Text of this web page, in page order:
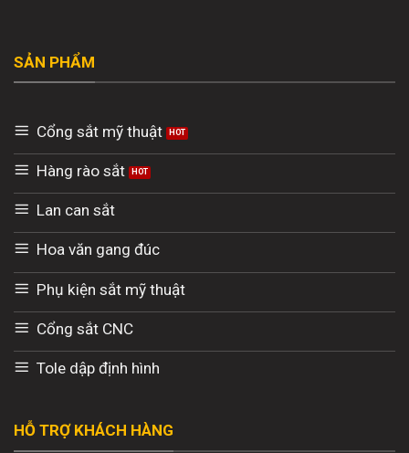
SẢN PHẨM
Cổng sắt mỹ thuật
Hàng rào sắt
Lan can sắt
Hoa văn gang đúc
Phụ kiện sắt mỹ thuật
Cổng sắt CNC
Tole dập định hình
HỖ TRỢ KHÁCH HÀNG